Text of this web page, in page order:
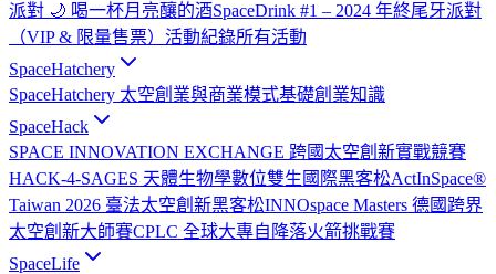
派對 🌙 喝一杯月亮釀的酒SpaceDrink #1 – 2024 年終尾牙派對
（VIP & 限量售票） 活動紀錄所有活動
SpaceHatchery
SpaceHatchery 太空創業與商業模式基礎創業知識
SpaceHack
SPACE INNOVATION EXCHANGE 跨國太空創新實戰競賽
HACK-4-SAGES 天體生物學數位雙生國際黑客松ActInSpace®
Taiwan 2026 臺法太空創新黑客松INNOspace Masters 德國跨界
太空創新大師賽CPLC 全球大專自降落火箭挑戰賽
SpaceLife